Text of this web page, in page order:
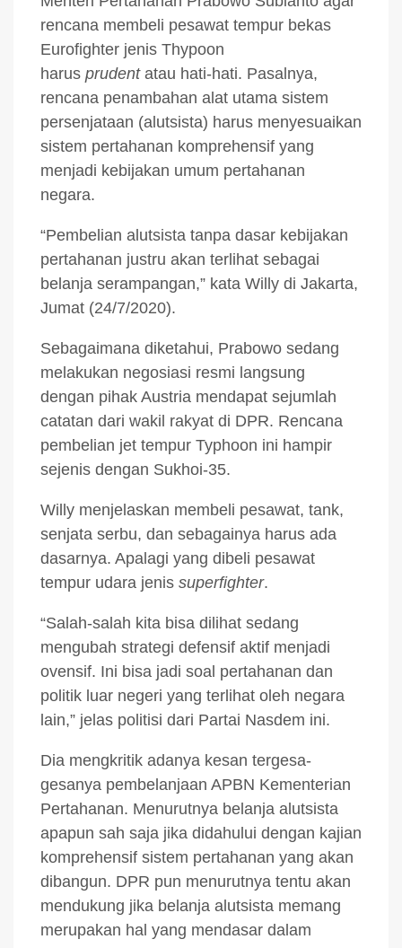
rencana membeli pesawat tempur bekas
Eurofighter jenis Thypoon
harus prudentatau hati-hati. Pasalnya,
rencana penambahan alat utama sistem
persenjataan (alutsista) harus menyesuaikan
sistem pertahanan komprehensif yang
menjadi kebijakan umum pertahanan
negara.
“Pembelian alutsista tanpa dasar kebijakan
pertahanan justru akan terlihat sebagai
belanja serampangan,” kata Willy di Jakarta,
Jumat (24/7/2020).
Sebagaimana diketahui, Prabowo sedang
melakukan negosiasi resmi langsung
dengan pihak Austria mendapat sejumlah
catatan dari wakil rakyat di DPR. Rencana
pembelian jet tempur Typhoon ini hampir
sejenis dengan Sukhoi-35.
Willy menjelaskan membeli pesawat, tank,
senjata serbu, dan sebagainya harus ada
dasarnya. Apalagi yang dibeli pesawat
tempur udara jenis superfighter.
“Salah-salah kita bisa dilihat sedang
mengubah strategi defensif aktif menjadi
ovensif. Ini bisa jadi soal pertahanan dan
politik luar negeri yang terlihat oleh negara
lain,” jelas politisi dari Partai Nasdem ini.
Dia mengkritik adanya kesan tergesa-
gesanya pembelanjaan APBN Kementerian
Pertahanan. Menurutnya belanja alutsista
apapun sah saja jika didahului dengan kajian
komprehensif sistem pertahanan yang akan
dibangun. DPR pun menurutnya tentu akan
mendukung jika belanja alutsista memang
merupakan hal yang mendasar dalam